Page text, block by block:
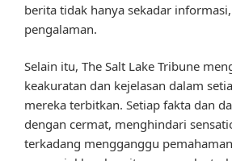
berita tidak hanya sekadar
pengalaman.
Selain itu, The Salt Lake Tribune
keakuratan dan kejelasan dalam
mereka terbitkan. Setiap fakta dan
dengan cermat, menghindari
terkadang mengganggu